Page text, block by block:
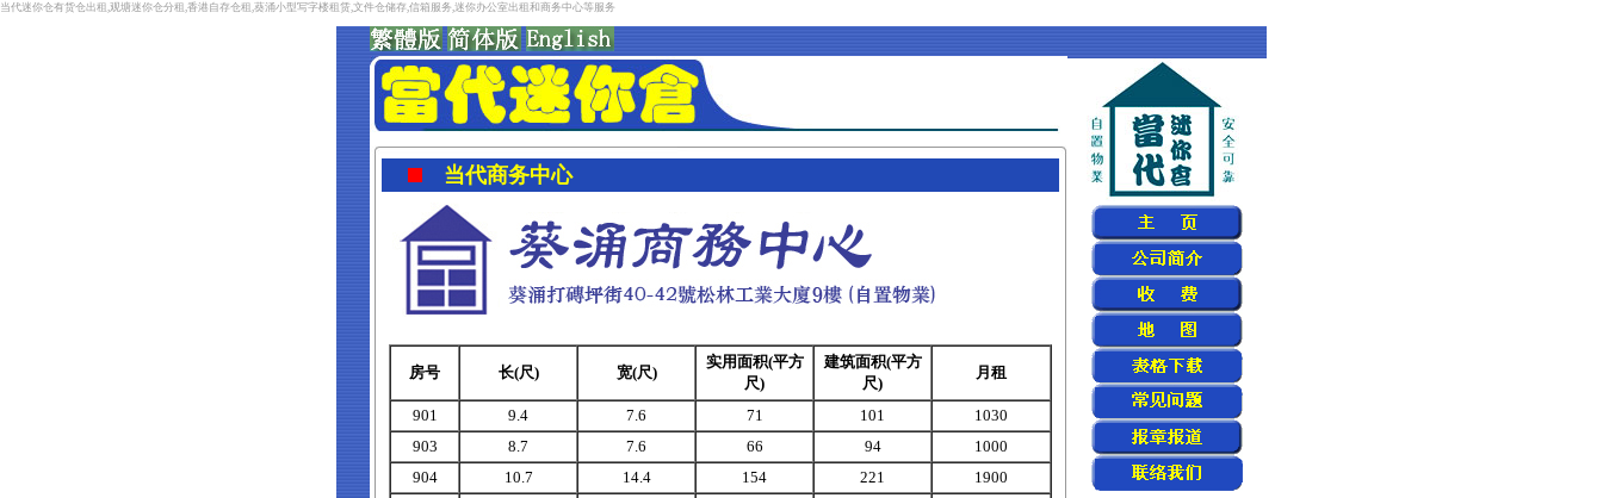
当代迷你仓有货仓出租,观塘迷你仓分租,香港自存仓租,葵涌小型写字楼租赁,文件仓储存,信箱服务,迷你办公室出租和商务中心等服务
当代商务中心
房号 长(尺) 宽(尺)
实用面积(平方
尺)
建筑面积(平方
尺)
月租
901 9.4 7.6 71 101
1030
903
8.7 7.6 66 94
1000
904
10.7 14.4 154 221
1900